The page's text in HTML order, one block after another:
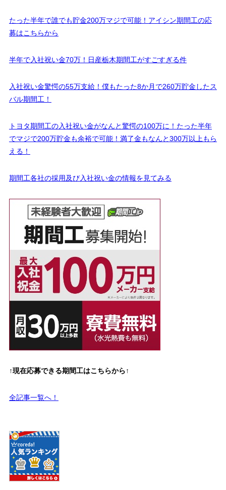
たった半年で誰でも貯金200万マジで可能！アイシン期間工の応
募はこちらから
半年で入社祝い金70万！日産栃木期間工がすごすぎる件
入社祝い金驚愕の55万支給！僕もたった8か月で260万貯金したス
バル期間工！
トヨタ期間工の入社祝い金がなんと驚愕の100万に！たった半年
でマジで200万貯金も余裕で可能！満了金もなんと300万以上もら
える！
期間工各社の採用及び入社祝い金の情報を見てみる
↑現在応募できる期間工はこちらから↑
全記事一覧へ！